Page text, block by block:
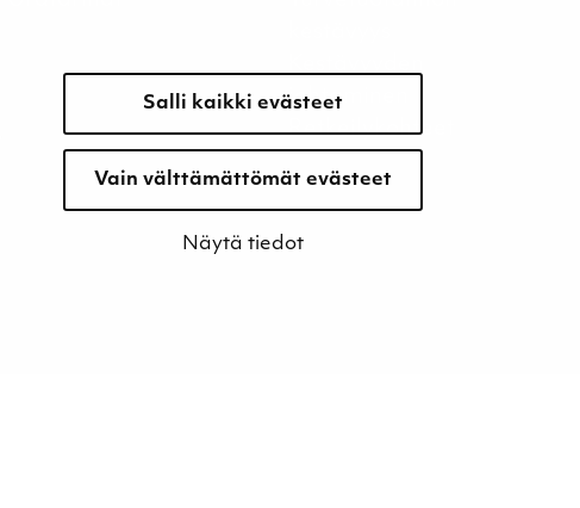
Salli kaikki evästeet
Vain välttämättömät evästeet
Näytä tiedot
johtaminen
Retkeilykohteet